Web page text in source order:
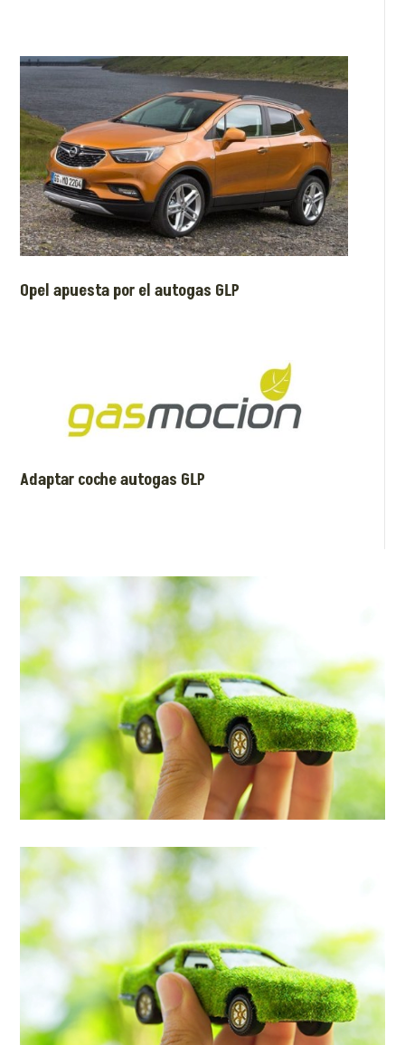
Opel apuesta por el autogas GLP
Adaptar coche autogas GLP